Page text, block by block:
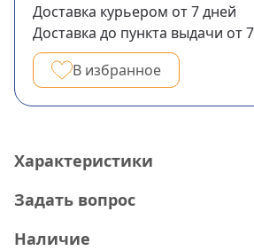
Доставка курьером от 7дней
Доставка до пункта выдачи от 7
В избранное
Характеристики
Задать вопрос
Наличие